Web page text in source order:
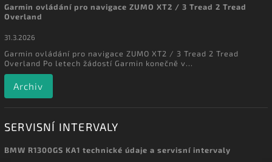
Garmin ovládání pro navigace ZUMO XT2 / 3 Tread 2 Tread
Overland
31.3.2026
Garmin ovládání pro navigace ZUMO XT2 / 3 Tread 2 Tread
Overland Po letech žádostí Garmin konečně v...
Archiv
SERVISNÍ INTERVALY
BMW R1300GS KA1 technické údaje a servisní intervaly